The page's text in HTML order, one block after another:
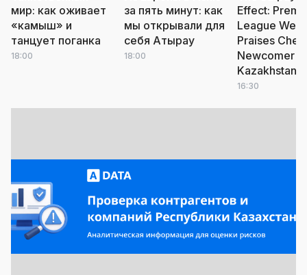
мир: как оживает
«камыш» и
танцует поганка
18:00
за пять минут: как
мы открывали для
себя Атырау
18:00
Effect:
League
Praises
Newcomer
Kazakhstan
16:30